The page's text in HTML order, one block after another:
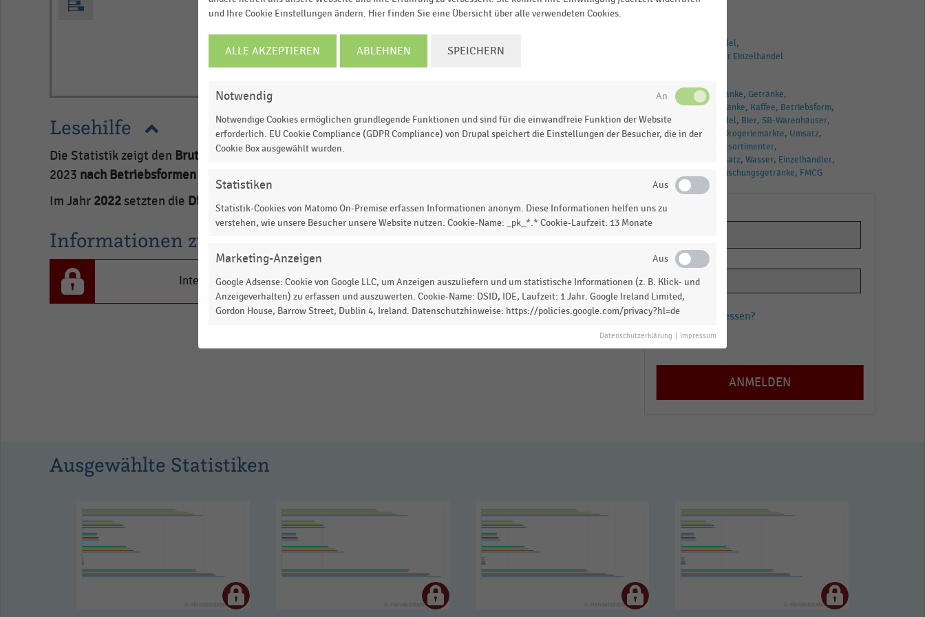
Lesehilfe
Die Statistik zeigt den Bruttoumsatz mit Getränken im deutschen Einzelhandel
2023 nach Betriebsformen
Im Jahr 2022 setzten die Discounter insgesamt rund 10,2 Milliarden Euro mit Getränken um.
Informationen zur Statistik
Interesse an den Inhalten zur Statistik? Jetzt einloggen oderinformieren
Sortimente
Lebensmittelhandel
Deutschsprachiger Einzelhandel
Alkoholfreie Getränke Getränke
Alkoholische Getränke Kaffee Betriebsform
Lebensmittelhandel Bier SB-Warenhäuser
Discounter
Drogeriemärkte Umsatz
Vollsortimenter
Einzelhandelsumsatz Wasser Einzelhändler
Erfrischungsgetränke FMCG
Passwort vergessen?
Registrieren
Ausgewählte Statistiken
und Ihre Cookie Einstellungen ändern. Hier finden Sie eine Übersicht über alle verwendeten Cookies.
ALLE AKZEPTIEREN ABLEHNEN SPEICHERN
COOKIE-
EINSTELLUNGEN
Notwendig
Notwendige Cookies ermöglichen grundlegende Funktionen und sind für die einwandfreie Funktion der Website
erforderlich. EU Cookie Compliance (GDPR Compliance) von Drupal speichert die Einstellungen der Besucher, die in der
Cookie Box ausgewählt wurden.
Statistiken
Statistik-Cookies von Matomo On-Premise erfassen Informationen anonym. Diese Informationen helfen uns zu
verstehen, wie unsere Besucher unsere Website nutzen. Cookie-Name: _pk_*.* Cookie-Laufzeit: 13 Monate
Marketing-Anzeigen
Google Adsense: Cookie von Google LLC, um Anzeigen auszuliefern und um statistische Informationen (z. B. Klick- und
Anzeigeverhalten) zu erfassen und auszuwerten. Cookie-Name: DSID, IDE, Laufzeit: 1 Jahr. Google Ireland Limited,
Gordon House, Barrow Street, Dublin 4, Ireland. Datenschutzhinweise: https://policies.google.com/privacy?hl=de
Datenschutzerklärung Impressum